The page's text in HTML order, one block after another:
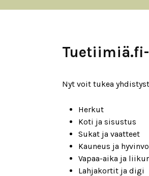
Nyt voit tukea
Herkut
Koti ja sisustus
Sukat ja vaatteet
Kauneus ja
Vapaa-aika ja
Lahjakortit ja digi